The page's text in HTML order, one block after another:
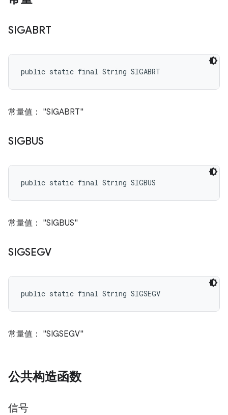
SIGABRT
public static final String SIGABRT
常量值： "SIGABRT"
SIGBUS
public static final String SIGBUS
常量值： "SIGBUS"
SIGSEGV
public static final String SIGSEGV
常量值： "SIGSEGV"
公共构造函数
信号